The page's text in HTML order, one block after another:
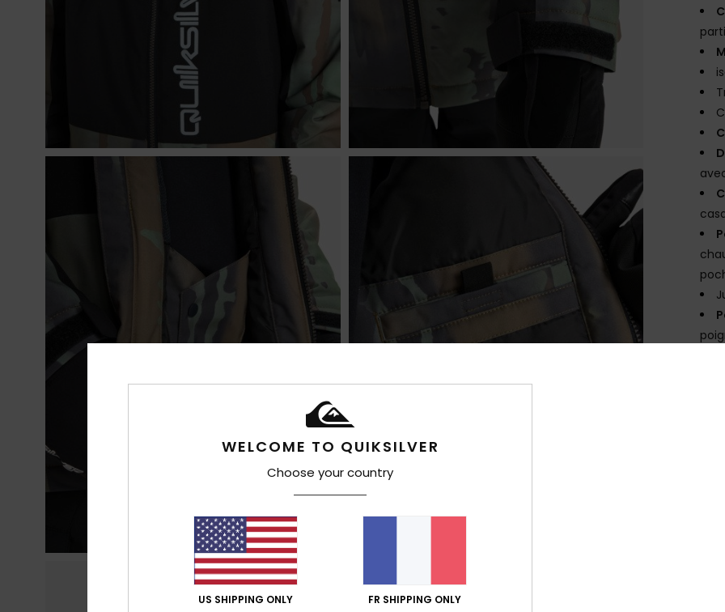
WELCOME TO QUIKSILVER
Choose your country
US SHIPPING ONLY FR SHIPPING ONLY